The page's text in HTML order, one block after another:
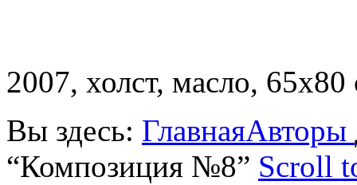
2007, холст, масло, 65х80
Вы здесь: ГлавнаяАвторы
“Композиция №8” Scroll